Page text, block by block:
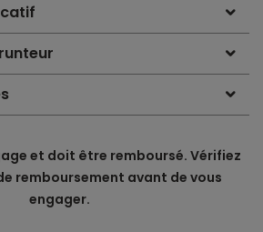
et doit être remboursé. Vérifiez
remboursement avant de vous
engager.